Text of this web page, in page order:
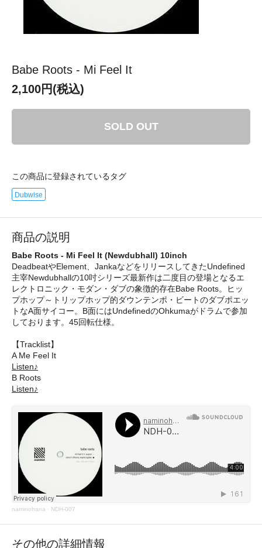
Babe Roots - Mi Feel It
2,100円(税込)
SOLD OUT
この商品に登録されているタグ
Dubwise
商品の説明
Babe Roots - Mi Feel It (Newdubhall) 10inch
DeadbeatやElement、JankaなどをリリースしてきたUndefined
主宰Newdubhallの10吋シリーズ最新作は二度目の登場となるエ
レクトロニック・モダン・ダブの象徴的存在Babe Roots。ヒッ
プホップ～トリップホップ的ダウンテンポ・ビートのダブポエッ
トなA面サイコー。B面にはUndefinedのOhkumaがドラムで参加
しております。45回転仕様。
【Tracklist】
A Me Feel It
Listen♪
B Roots
Listen♪
naminohana · NDH-007
その他の詳細情報